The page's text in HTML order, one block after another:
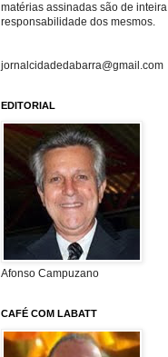
matérias assinadas são de inteira
responsabilidade dos mesmos.
jornalcidadedabarra@gmail.com
EDITORIAL
Afonso Campuzano
CAFÉ COM LABATT